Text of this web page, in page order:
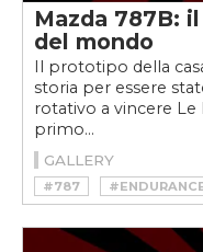
Mazda 787B:
del mondo
Il prototipo della
storia per essere
rotativo a vincere
primo...
GALLERY
#787
#MAZDA
#MAZDA
#MAZDAWEEKVELOCE